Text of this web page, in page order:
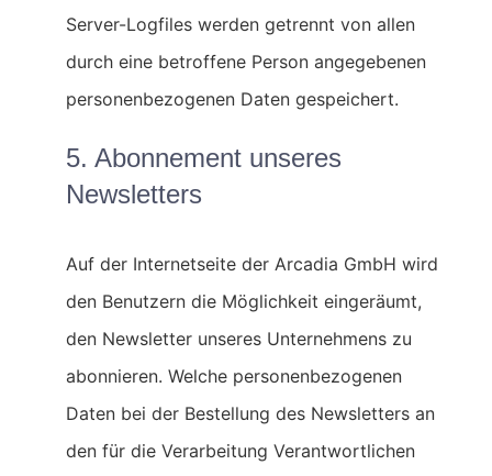
Server-Logfiles werden getrennt von allen
durch eine betroffene Person angegebenen
personenbezogenen Daten gespeichert.
5. Abonnement unseres
Newsletters
Auf der Internetseite der Arcadia GmbH wird
den Benutzern die Möglichkeit eingeräumt,
den Newsletter unseres Unternehmens zu
abonnieren. Welche personenbezogenen
Daten bei der Bestellung des Newsletters an
den für die Verarbeitung Verantwortlichen